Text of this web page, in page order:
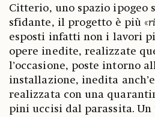
Citterio, uno spazio ipogeo
sfidante, il progetto è più «
esposti infatti non i lavori
opere inedite, realizzate
l’occasione, poste intorno
installazione, inedita
realizzata con una
pini uccisi dal parassita.